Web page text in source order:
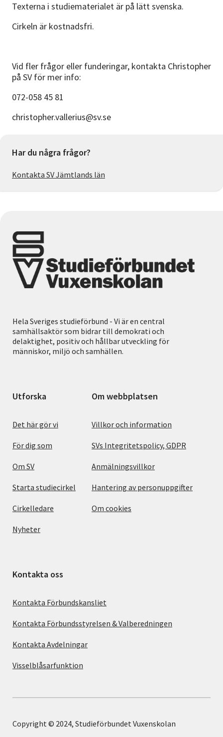
Texterna i studiematerialet är på lätt svenska.
Cirkeln är kostnadsfri.
Vid fler frågor eller funderingar, kontakta Christopher
på SV för mer info:
072-058 45 81
christopher.vallerius@sv.se
Har du några frågor?
Kontakta SV Jämtlands län
Hela Sveriges studieförbund - Vi är en central
samhällsaktör som bidrar till demokrati och
delaktighet, positiv och hållbar utveckling för
människor, miljö och samhällen.
Utforska
Det här gör vi
För dig som
Om SV
Starta studiecirkel
Cirkelledare
Nyheter
Om webbplatsen
Villkor och information
SVs Integritetspolicy, GDPR
Anmälningsvillkor
Hantering av personuppgifter
Om cookies
Kontakta oss
Kontakta Förbundskansliet
Kontakta Förbundsstyrelsen & Valberedningen
Kontakta Avdelningar
Visselblåsarfunktion
Copyright © 2024, Studieförbundet Vuxenskolan